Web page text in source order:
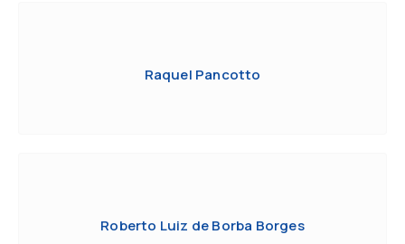
Raquel Pancotto
Roberto Luiz de Borba Borges